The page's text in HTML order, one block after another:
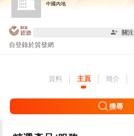
中國內地
關注
自登錄於貿發網
資料 主頁 簡介
搜尋